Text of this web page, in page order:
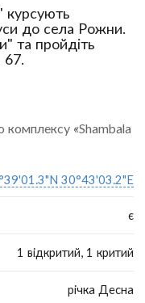
курсують
до села Рожни.
та пройдіть
67.
комплексу «Shambala
30°43'03.2"E
є
1 відкритий, 1 критий
річка Десна